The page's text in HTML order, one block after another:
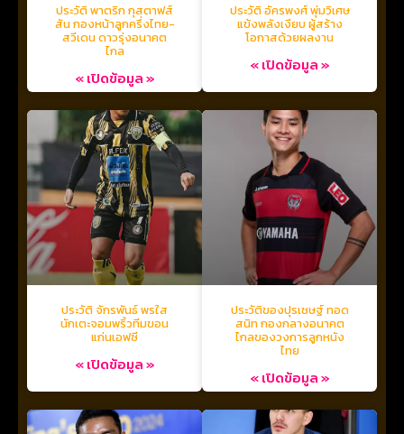
ประวัติ พาตริก กุสตาฟส์
สัน กองหน้าลูกครึ่งไทย-
สวีเดน ดาวรุ่งอนาคต
ไกล
« เปิดข้อมูล »
ประวัติ อัครพงศ์ พุ่มวิเศษ
แข้งพลังเงียบ ผู้สร้าง
โอกาสด้วยผลงาน
« เปิดข้อมูล »
ประวัติ จักรพันธ์ พรใส
นักเตะจอมพริ้วทีมขอน
แก่นเอฟซี
« เปิดข้อมูล »
ประวัติของปุรเชษฐ์ ทอด
สนิท กองกลางอนาคต
ไกลของวงการลูกหนัง
ไทย
« เปิดข้อมูล »